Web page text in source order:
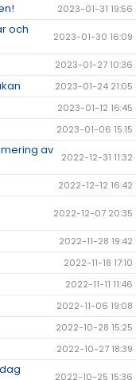
2023-01-31 19:56
och
2023-01-30 16:09
2023-01-27 10:36
2023-01-24 21:05
2023-01-12 16:45
2023-01-06 15:15
av
2022-12-31 11:32
2022-12-12 16:42
2022-12-07 20:35
2022-11-28 19:42
2022-11-18 17:10
2022-11-11 11:46
2022-11-06 19:08
2022-10-28 15:25
2022-10-27 18:39
2022-10-25 15:36